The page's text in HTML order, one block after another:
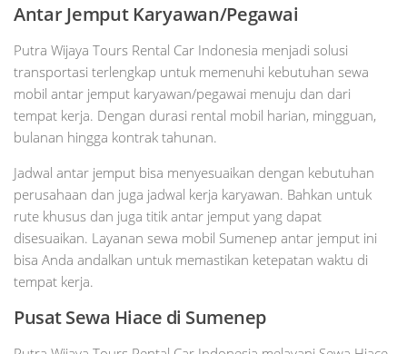
Antar Jemput Karyawan/Pegawai
Putra Wijaya Tours Rental Car Indonesia menjadi solusi
transportasi terlengkap untuk memenuhi kebutuhan sewa
mobil antar jemput karyawan/pegawai menuju dan dari
tempat kerja. Dengan durasi rental mobil harian, mingguan,
bulanan hingga kontrak tahunan.
Jadwal antar jemput bisa menyesuaikan dengan kebutuhan
perusahaan dan juga jadwal kerja karyawan. Bahkan untuk
rute khusus dan juga titik antar jemput yang dapat
disesuaikan. Layanan sewa mobil Sumenep antar jemput ini
bisa Anda andalkan untuk memastikan ketepatan waktu di
tempat kerja.
Pusat Sewa Hiace di Sumenep